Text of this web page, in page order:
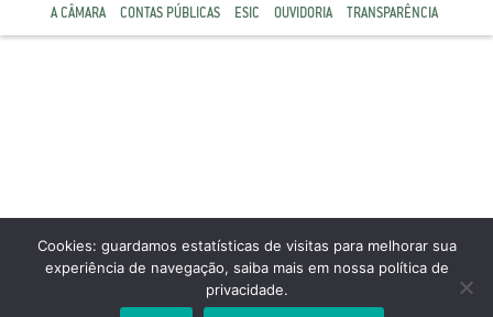
A CÂMARA CONTAS PÚBLICAS ESIC OUVIDORIA TRANSPARÊNCIA
Cookies: guardamos estatísticas de visitas para melhorar sua
experiência de navegação, saiba mais em nossa política de
privacidade.